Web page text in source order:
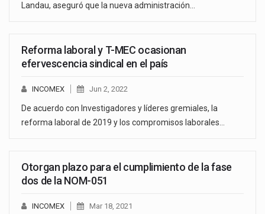
Landau, aseguró que la nueva administración…
Reforma laboral y T-MEC ocasionan
efervescencia sindical en el país
INCOMEX Jun 2, 2022
De acuerdo con Investigadores y líderes gremiales, la
reforma laboral de 2019 y los compromisos laborales…
Otorgan plazo para el cumplimiento de la fase
dos de la NOM-051
INCOMEX Mar 18, 2021